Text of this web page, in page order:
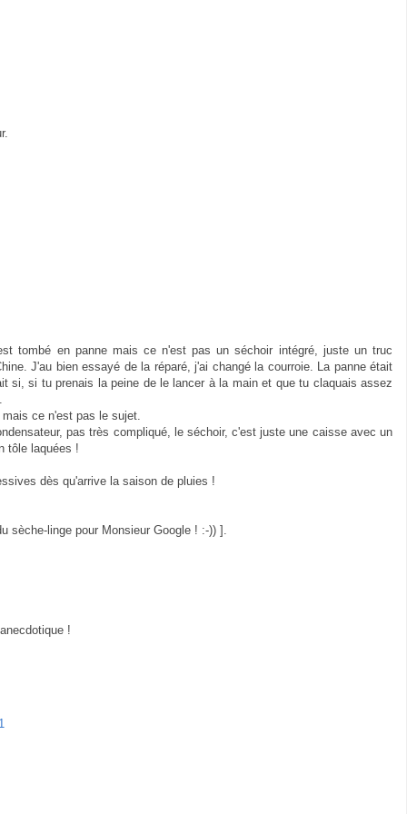
tombé en panne mais ce n'est pas un séchoir intégré, juste un truc
J'au bien essayé de la réparé, j'ai changé la courroie. La panne était
si, si tu prenais la peine de le lancer à la main et que tu claquais assez
ce n'est pas le sujet.
pas très compliqué, le séchoir, c'est juste une caisse avec un
tôle laquées !
dès qu'arrive la saison de pluies !
sèche-linge pour Monsieur Google ! :-)) ].
!